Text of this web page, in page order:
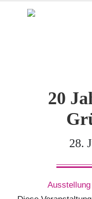
20
28.
Ausstellung